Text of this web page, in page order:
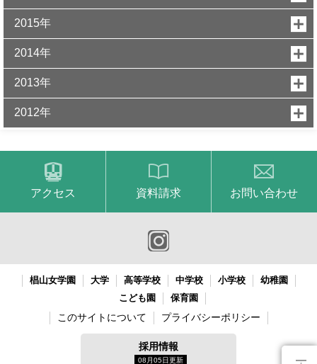
2015年
2014年
2013年
2012年
アクセス 資料請求 お問い合わせ
椙山女学園 大学 高等学校 中学校 小学校
幼稚園
こども園
保育園
このサイトについて プライバシーポリシー
採用情報
08月05日更新